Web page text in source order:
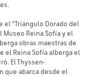
el "Triángulo Dorado del
Reina Sofía y el
obras maestras de
el Reina Sofía alberga el
El Thyssen-
que abarca desde el